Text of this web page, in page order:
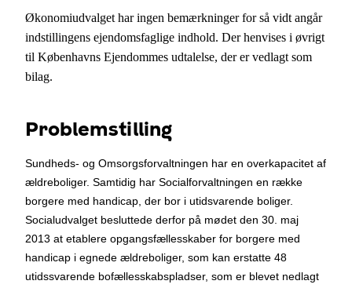
Økonomiudvalget har ingen bemærkninger for så vidt angår
indstillingens ejendomsfaglige indhold. Der henvises i øvrigt
til Københavns Ejendommes udtalelse, der er vedlagt som
bilag.
Problemstilling
Sundheds- og Omsorgsforvaltningen har en overkapacitet af
ældreboliger. Samtidig har Socialforvaltningen en række
borgere med handicap, der bor i utidsvarende boliger.
Socialudvalget besluttede derfor på mødet den 30. maj
2013 at etablere opgangsfællesskaber for borgere med
handicap i egnede ældreboliger, som kan erstatte 48
utidssvarende bofællesskabspladser, som er blevet nedlagt